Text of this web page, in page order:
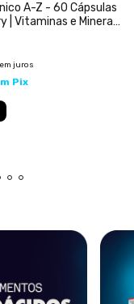
A-Z - 60 Cápsulas
| Vitaminas e Minerais
juros
Pix